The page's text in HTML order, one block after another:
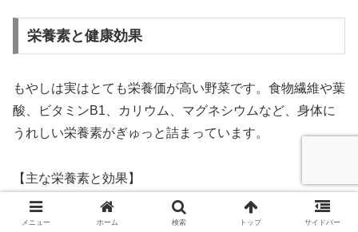
栄養素と健康効果
もやしは実はとても栄養価が高い野菜です。食物繊維や葉
酸、ビタミンB1、カリウム、マグネシウムなど、身体に
うれしい栄養素がぎゅっと詰まっています。
【主な栄養素と効果】
栄養素 期待できる効果
メニュー ホーム 検索 トップ サイドバー